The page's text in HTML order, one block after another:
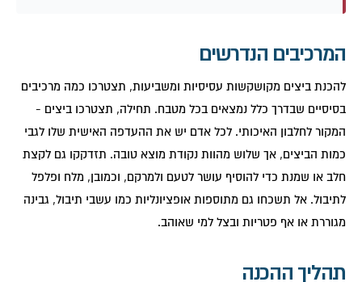
המרכיבים הנדרשים
להכנת ביצים מקושקשות עסיסיות ומשביעות, תצטרכו כמה מרכיבים
בסיסיים שבדרך כלל נמצאים בכל מטבח. תחילה, תצטרכו ביצים -
המקור לחלבון האיכותי. לכל אדם יש את ההעדפה האישית שלו לגבי
כמות הביצים, אך שלוש מהוות נקודת מוצא טובה. תזדקקו גם לקצת
חלב או שמנת כדי להוסיף עושר לטעם ולמרקם, וכמובן, מלח ופלפל
לתיבול. אל תשכחו גם מתוספות אופציונליות כמו עשבי תיבול, גבינה
מגוררת או אף פטריות ובצל למי שאוהב.
תהליך ההכנה